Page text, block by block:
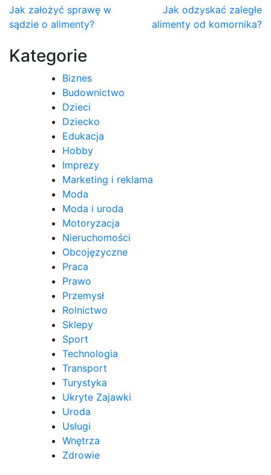
Nawigacja
wpisu
Jak założyć sprawę w
sądzie o alimenty?
Jak odzyskać zaległe
alimenty od komornika?
Kategorie
Biznes
Budownictwo
Dzieci
Dziecko
Edukacja
Hobby
Imprezy
Marketing i reklama
Moda
Moda i uroda
Motoryzacja
Nieruchomości
Obcojęzyczne
Praca
Prawo
Przemysł
Rolnictwo
Sklepy
Sport
Technologia
Transport
Turystyka
Ukryte Zajawki
Uroda
Usługi
Wnętrza
Zdrowie